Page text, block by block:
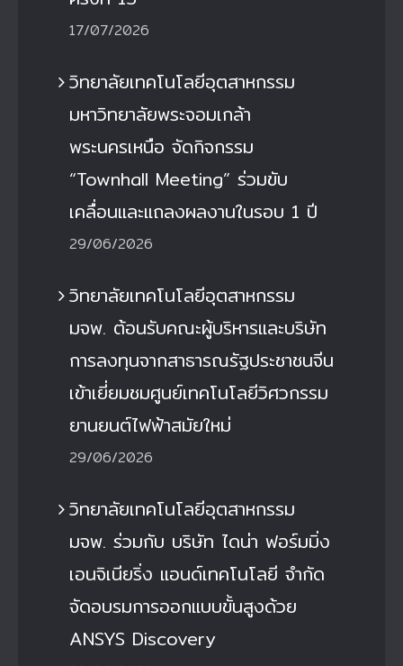
17/07/2026
วิทยาลัยเทคโนโลยีอุตสาหกรรม
มหาวิทยาลัยพระจอมเกล้า
พระนครเหนือ จัดกิจกรรม
“Townhall Meeting” ร่วมขับ
เคลื่อนและแถลงผลงานในรอบ 1 ปี
29/06/2026
วิทยาลัยเทคโนโลยีอุตสาหกรรม
มจพ. ต้อนรับคณะผู้บริหารและบริษัท
การลงทุนจากสาธารณรัฐประชาชนจีน
เข้าเยี่ยมชมศูนย์เทคโนโลยีวิศวกรรม
ยานยนต์ไฟฟ้าสมัยใหม่
29/06/2026
วิทยาลัยเทคโนโลยีอุตสาหกรรม
มจพ. ร่วมกับ บริษัท ไดน่า ฟอร์มมิ่ง
เอนจิเนียริ่ง แอนด์เทคโนโลยี จำกัด
จัดอบรมการออกแบบขั้นสูงด้วย
ANSYS Discovery